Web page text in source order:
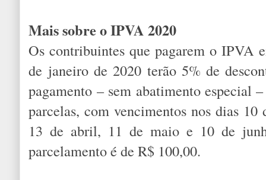
Mais sobre o IPVA 2020
Os contribuintes que pagarem o IPVA
de janeiro de 2020 terão 5% de
pagamento – sem abatimento especial
parcelas, com vencimentos nos dias
13 de abril, 11 de maio e 10 de
parcelamento é de R$ 100,00.